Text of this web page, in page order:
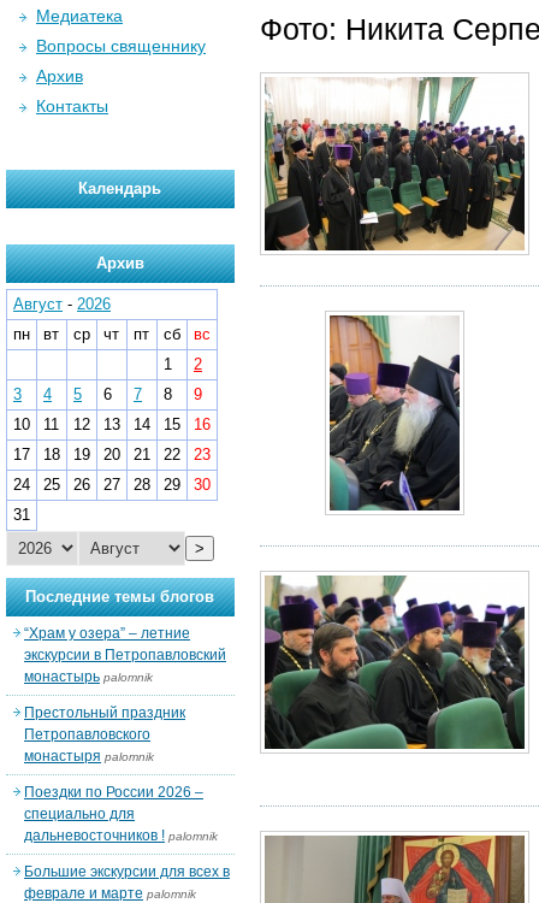
Фото: Никита
Медиатека
Вопросы священнику
Архив
Контакты
Календарь
Архив
Август - 2026
пн
вт ср чт пт сб
вс
1
2
3
4 5 6 7 8
9
10
11 12 13 14 15
16
17
18 19 20 21 22
23
24
25 26 27 28 29
30
31
>
Последние темы блогов
“Храм у озера” – летние
экскурсии в Петропавловский
монастырь palomnik
Престольный праздник
Петропавловского
монастыря palomnik
Поездки по России 2026 –
специально для
дальневосточников ! palomnik
Большие экскурсии для всех в
феврале и марте palomnik